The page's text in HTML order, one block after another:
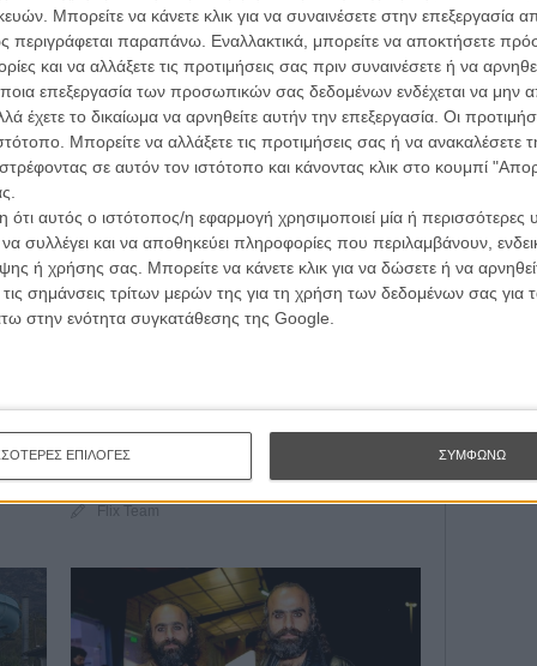
Μπορείτε να κάνετε κλικ για να συναινέσετε στην επεξεργασία
περιγράφεται παραπάνω. Εναλλακτικά, μπορείτε να αποκτήσετε
και να αλλάξετε τις προτιμήσεις σας πριν συναινέσετε ή να
επεξεργασία των προσωπικών σας δεδομένων ενδέχεται να μην
έχετε το δικαίωμα να αρνηθείτε αυτήν την επεξεργασία. Οι
Μπορείτε να αλλάξετε τις προτιμήσεις σας ή να ανακαλέσετε
σε αυτόν τον ιστότοπο και κάνοντας κλικ στο κουμπί
αυτός ο ιστότοπος/η εφαρμογή χρησιμοποιεί μία ή περισσότερες
συλλέγει και να αποθηκεύει πληροφορίες που περιλαμβάνουν,
ή χρήσης σας. Μπορείτε να κάνετε κλικ για να δώσετε ή να
σημάνσεις τρίτων μερών της για τη χρήση των δεδομένων σας
στην ενότητα συγκατάθεσης της Google.
ΕΠΙΛΟΓΕΣ ΣΥΜΦΩΝΩ
Flix Team
6η
ΦΕΣΤΙΒΑΛ / ΒΡΑΒΕΙΑ
παντού - μέσα και έξω από τις αίθουσες.
Flix Team
τον
Θέλω
τρόπο του flix
του flix, στο inbox σου
ειδήσεις | νέες ταινίες | πρόγραμμα αιθουσών για όλη την Ελλάδα |
| συνεντεύξεις | απόψεις | αφιερώματα | διαγωνισμοί
ΕΓΓΡΑΦΗ